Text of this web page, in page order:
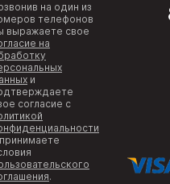
на один из
телефонов
выражаете свое
на
и
согласие с
.